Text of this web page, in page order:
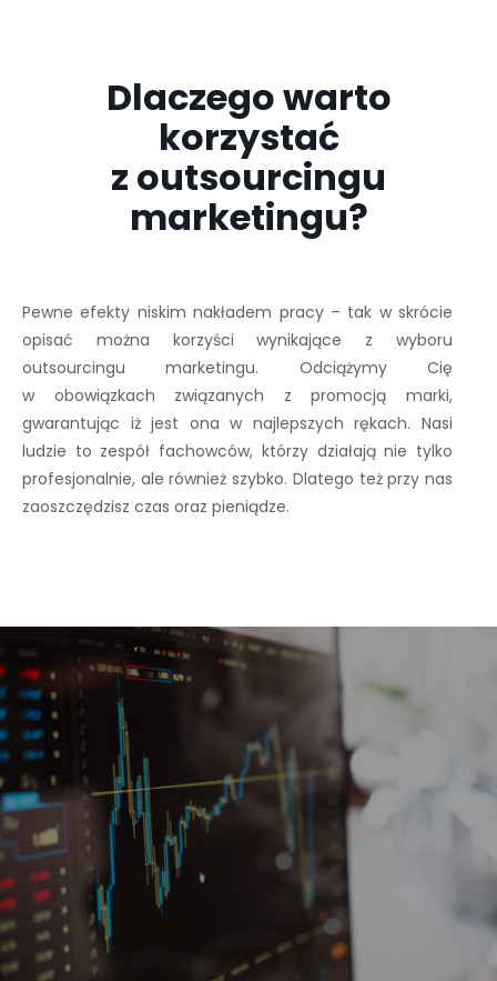
Dlaczego warto
korzystać
z outsourcingu
marketingu?
Pewne efekty niskim nakładem pracy – tak w skrócie
opisać można korzyści wynikające z wyboru
outsourcingu marketingu. Odciążymy Cię
w obowiązkach związanych z promocją marki,
gwarantując iż jest ona w najlepszych rękach. Nasi
ludzie to zespół fachowców, którzy działają nie tylko
profesjonalnie, ale również szybko. Dlatego też przy nas
zaoszczędzisz czas oraz pieniądze.